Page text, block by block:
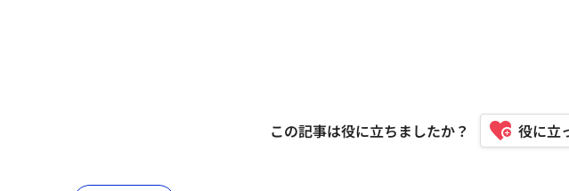
この記事は役に立ちましたか？